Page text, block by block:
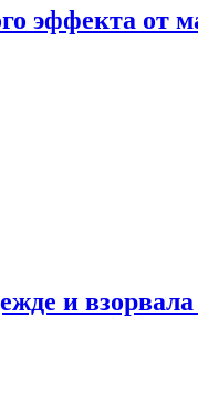
эффекта от
и взорвала